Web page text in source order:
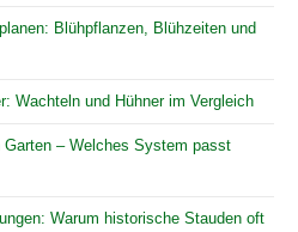
Blühpflanzen, Blühzeiten und
Wachteln und Hühner im Vergleich
– Welches System passt
Warum historische Stauden oft